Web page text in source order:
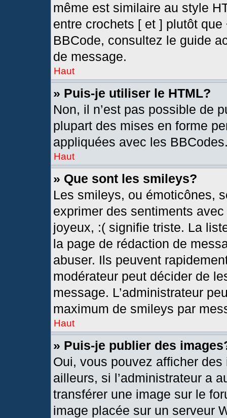
même est similaire au style
entre crochets [ et ] plutôt
BBCode, consultez le guide
de message.
Haut
» Puis-je utiliser le HTML?
Non, il n’est pas possible de
plupart des mises en forme
appliquées avec les
Haut
» Que sont les smileys?
Les smileys, ou émoticônes,
exprimer des sentiments
joyeux, :( signifie triste. La
la page de rédaction de
abuser. Ils peuvent
modérateur peut décider de
message. L’administrateur
maximum de smileys par
Haut
» Puis-je publier des
Oui, vous pouvez afficher
ailleurs, si l’administrateur a
transférer une image sur le
image placée sur un serveur